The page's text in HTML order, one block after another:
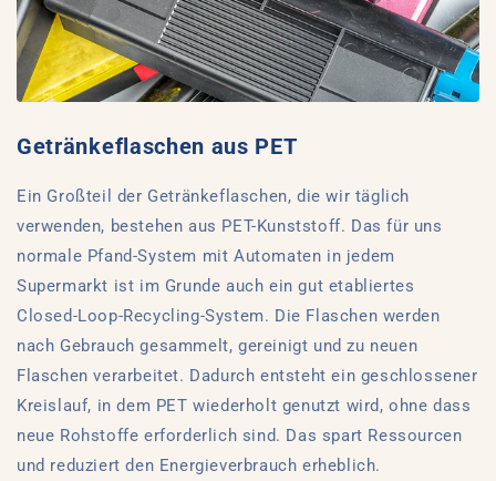
Getränkeflaschen aus PET
Ein Großteil der Getränkeflaschen, die wir täglich
verwenden, bestehen aus PET-Kunststoff. Das für uns
normale Pfand-System mit Automaten in jedem
Supermarkt ist im Grunde auch ein gut etabliertes
Closed-Loop-Recycling-System. Die Flaschen werden
nach Gebrauch gesammelt, gereinigt und zu neuen
Flaschen verarbeitet. Dadurch entsteht ein geschlossener
Kreislauf, in dem PET wiederholt genutzt wird, ohne dass
neue Rohstoffe erforderlich sind. Das spart Ressourcen
und reduziert den Energieverbrauch erheblich.